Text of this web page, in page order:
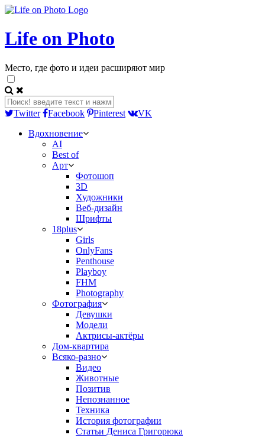
Life on Photo
Место, где фото и идеи расширяют мир
Twitter Facebook Pinterest
VK
Вдохновение
AI
Best of
Арт
Фотошоп
3D
Художники
Веб-дизайн
Шрифты
18plus
Girls
OnlyFans
Penthouse
Playboy
FHM
Photography
Фотография
Девушки
Модели
Актрисы-актёры
Дом-квартира
Всяко-разно
Видео
Животные
Позитив
Непознанное
Техника
История фотографии
Статьи Дениса Григорюка